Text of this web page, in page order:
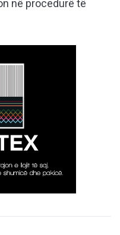
në procedurë të